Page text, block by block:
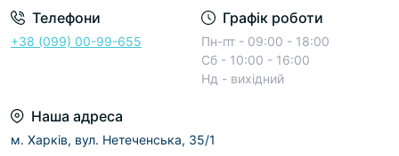
Телефони
+38 (099) 00-99-655
Графік роботи
Пн-пт - 09:00 - 18:00
Сб - 10:00 - 16:00
Нд - вихідний
Наша адреса
м. Харків, вул. Нетеченська, 35/1